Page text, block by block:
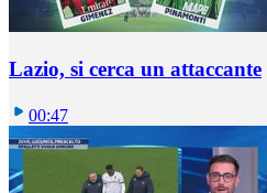
Lazio, si cerca un attaccante
00:47